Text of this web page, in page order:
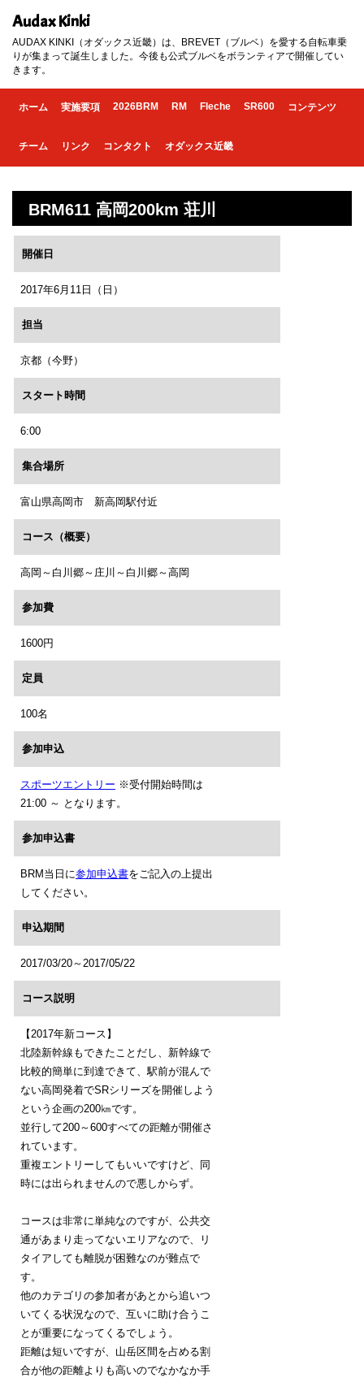
Audax Kinki
AUDAX KINKI（オダックス近畿）は、BREVET（ブルベ）を愛する自転車乗
りが集まって誕生しました。今後も公式ブルベをボランティアで開催してい
きます。
ホーム 実施要項 2026BRM RM Fleche SR600 コンテンツ
チーム リンク コンタクト オダックス近畿
BRM611 高岡200km 荘川
開催日
2017年6月11日（日）
担当
京都（今野）
スタート時間
6:00
集合場所
富山県高岡市 新高岡駅付近
コース（概要）
高岡～白川郷～庄川～白川郷～高岡
参加費
1600円
定員
100名
参加申込
スポーツエントリー ※受付開始時間は
21:00 ～ となります。
参加申込書
BRM当日に参加申込書をご記入の上提出
してください。
申込期間
2017/03/20～2017/05/22
コース説明
【2017年新コース】
北陸新幹線もできたことだし、新幹線で
比較的簡単に到達できて、駅前が混んで
ない高岡発着でSRシリーズを開催しよう
という企画の200㎞です。
並行して200～600すべての距離が開催さ
れています。
重複エントリーしてもいいですけど、同
時には出られませんので悪しからず。
コースは非常に単純なのですが、公共交
通があまり走ってないエリアなので、リ
タイアしても離脱が困難なのが難点で
す。
他のカテゴリの参加者があとから追いつ
いてくる状況なので、互いに助け合うこ
とが重要になってくるでしょう。
距離は短いですが、山岳区間を占める割
合が他の距離よりも高いのでなかなか手